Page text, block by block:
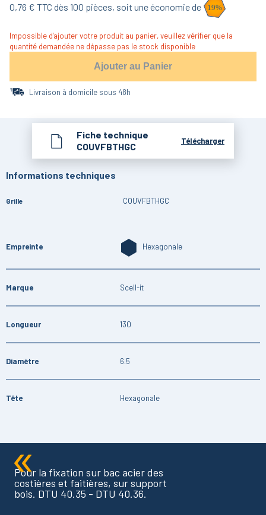
0,76 € TTC dès 100 pièces, soit une économie de 19%
Impossible d'ajouter votre produit au panier, veuillez vérifier que la
quantité demandée ne dépasse pas le stock disponible
Ajouter au Panier
Livraison à domicile sous 48h
Fiche technique
COUVFBTHGC
Télécharger
Informations techniques
Grille COUVFBTHGC
Empreinte Hexagonale
Marque Scell-it
Longueur 130
Diamètre 6.5
Tête Hexagonale
Pour la fixation sur bac acier des
costières et faitières, sur support
bois. DTU 40.35 - DTU 40.36.